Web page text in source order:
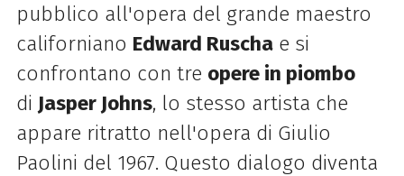
pubblico all'opera del grande maestro
californiano Edward Ruschae si
confrontano con tre opere in piombo
di Jasper Johns, lo stesso artista che
appare ritratto nell'opera di Giulio
Paolini del 1967. Questo dialogo diventa